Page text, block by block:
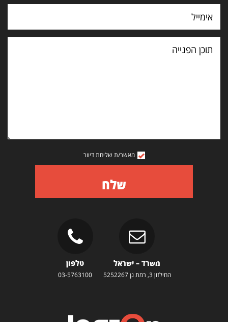
תוכן
הפנייה
מאשר/ת שליחת דיוור
שלח
משרד – ישראל
החילזון 3, רמת גן 5252267
טלפון
03-5763100